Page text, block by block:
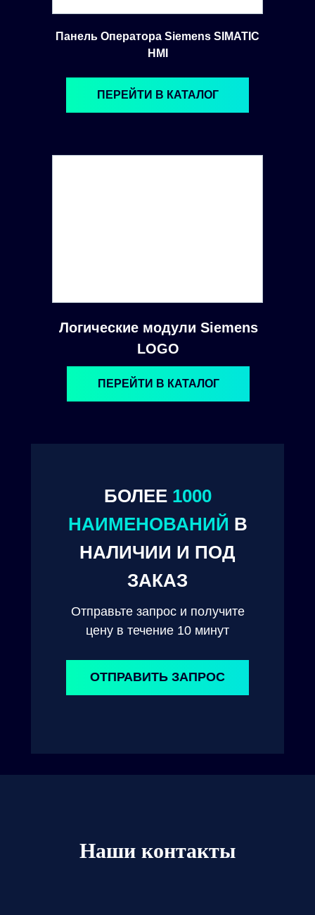
ОТПРАВИТЬ ЗАПРОС
БОЛЕЕ 1000
НАИМЕНОВАНИЙ В
НАЛИЧИИ И ПОД
ЗАКАЗ
Отправьте запрос и получите
цену в течение 10 минут
Панель Оператора Siemens SIMATIC
HMI
Логические модули Siemens
LOGO
ПЕРЕЙТИ В КАТАЛОГ
ПЕРЕЙТИ В КАТАЛОГ
Наши контакты